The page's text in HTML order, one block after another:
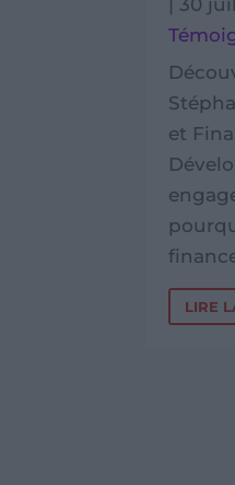
30
Pays,
traite
un
et au